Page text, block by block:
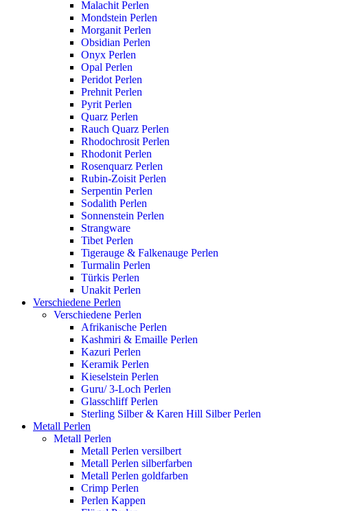
Malachit Perlen
Mondstein Perlen
Morganit Perlen
Obsidian Perlen
Onyx Perlen
Opal Perlen
Peridot Perlen
Prehnit Perlen
Pyrit Perlen
Quarz Perlen
Rauch Quarz Perlen
Rhodochrosit Perlen
Rhodonit Perlen
Rosenquarz Perlen
Rubin-Zoisit Perlen
Serpentin Perlen
Sodalith Perlen
Sonnenstein Perlen
Strangware
Tibet Perlen
Tigerauge & Falkenauge Perlen
Turmalin Perlen
Türkis Perlen
Unakit Perlen
Verschiedene Perlen
Verschiedene Perlen
Afrikanische Perlen
Kashmiri & Emaille Perlen
Kazuri Perlen
Keramik Perlen
Kieselstein Perlen
Guru/ 3-Loch Perlen
Glasschliff Perlen
Sterling Silber & Karen Hill Silber Perlen
Metall Perlen
Metall Perlen
Metall Perlen versilbert
Metall Perlen silberfarben
Metall Perlen goldfarben
Crimp Perlen
Perlen Kappen